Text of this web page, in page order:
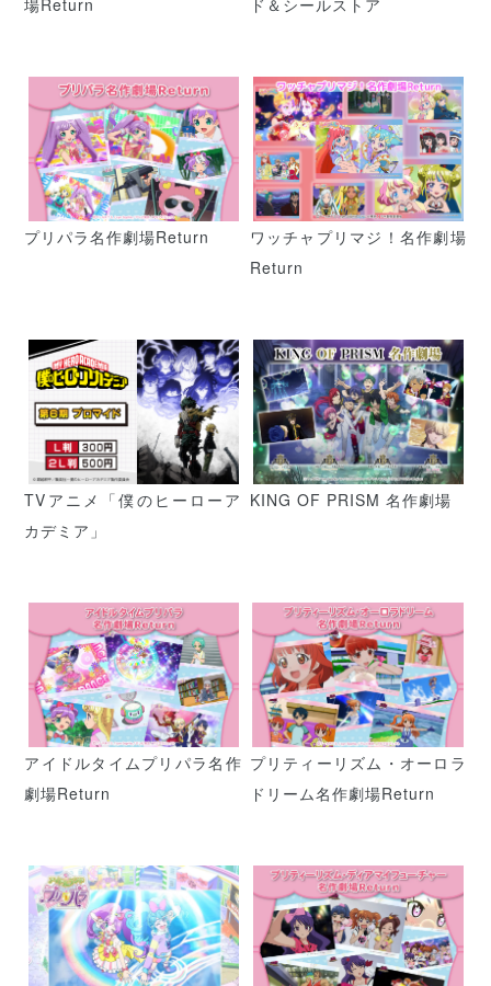
プリパラ名作劇場Return
ワッチャプリマジ！名作劇場
Return
TVアニメ「僕のヒーローア
カデミア」
KING OF PRISM 名作劇場
アイドルタイムプリパラ名作
劇場Return
プリティーリズム・オーロラ
ドリーム名作劇場Return